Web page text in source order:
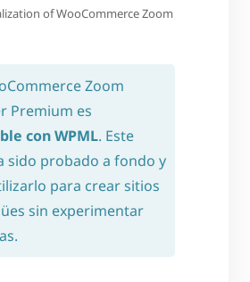
of WooCommerce Zoom
Zoom
Premium es
con WPML. Este
sido probado a fondo y
para crear sitios
sin experimentar